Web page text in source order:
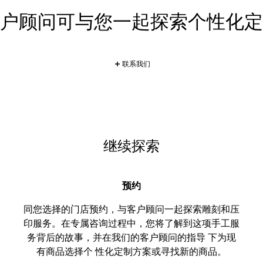
顾问可与您一起探索个性化
联系我们
继续探索
预约
同您选择的门店预约，与客户顾问一起探索雕刻和压
印服务。在专属咨询过程中，您将了解到这项手工服
务背后的故事，并在我们的客户顾问的指导 下为现
有商品选择个 性化定制方案或寻找新的商品。